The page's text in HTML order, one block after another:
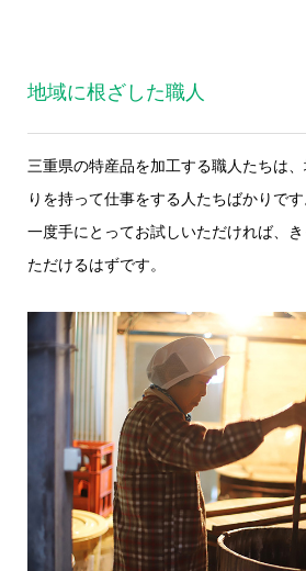
地域に根ざした職人
三重県の特産品を加工する職人たちは
りを持って仕事をする人たちばかりです
一度手にとってお試しいただければ、
ただけるはずです。